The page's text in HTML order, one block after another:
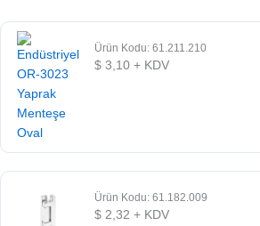
Ürün Kodu: 61.211.210
$ 3,10 + KDV
Ürün Kodu: 61.182.009
$ 2,32 + KDV